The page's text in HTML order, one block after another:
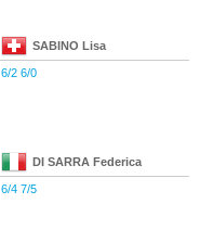
SABINO Lisa
6/2 6/0
DI SARRA Federica
6/4 7/5